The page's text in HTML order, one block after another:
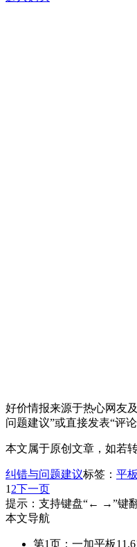
好价情报来源于热心网友
问题建议”或直接发表“评
本文属于原创文章，如若
纠错与问题建议标签： 平
1 2下一页
提示：支持键盘“← →”键
本文导航
第1页：一加平板